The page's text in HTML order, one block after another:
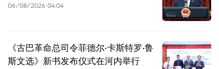
06/08/2026 04:04
《古巴革命总司令菲德尔·卡斯特罗·鲁
斯文选》新书发布仪式在河内举行